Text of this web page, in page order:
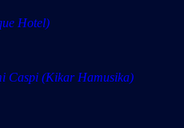
Hotel)
Caspi (Kikar Hamusika)